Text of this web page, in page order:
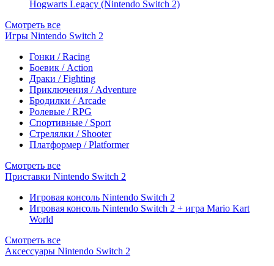
Hogwarts Legacy (Nintendo Switch 2)
Смотреть все
Игры Nintendo Switch 2
Гонки / Racing
Боевик / Action
Драки / Fighting
Приключения / Adventure
Бродилки / Arcade
Ролевые / RPG
Спортивные / Sport
Стрелялки / Shooter
Платформер / Platformer
Смотреть все
Приставки Nintendo Switch 2
Игровая консоль Nintendo Switch 2
Игровая консоль Nintendo Switch 2 + игра Mario Kart
World
Смотреть все
Аксессуары Nintendo Switch 2